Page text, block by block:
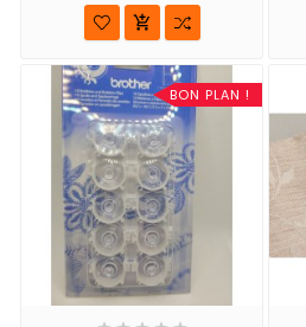

BON PLAN !